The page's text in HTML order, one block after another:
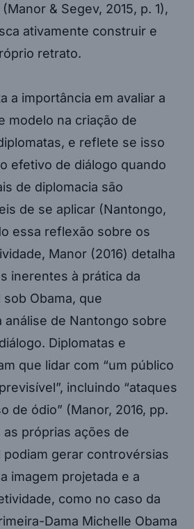
(Manor & Segev, 2015, p. 1),
ativamente construir e
retrato.
a importância em avaliar a
modelo na criação de
e reflete se isso
efetivo de diálogo quando
de diplomacia são
de se aplicar (Nantongo,
essa reflexão sobre os
Manor (2016) detalha
inerentes à prática da
Obama, que
análise de Nantongo sobre
Diplomatas e
que lidar com “um público
incluindo “ataques
de ódio” (Manor, 2016, pp.
próprias ações de
podiam gerar controvérsias
imagem projetada e a
como no caso da
Dama Michelle Obama